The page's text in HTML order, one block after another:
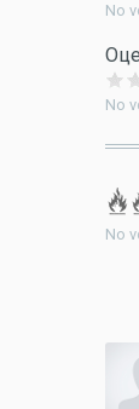
No
No
No